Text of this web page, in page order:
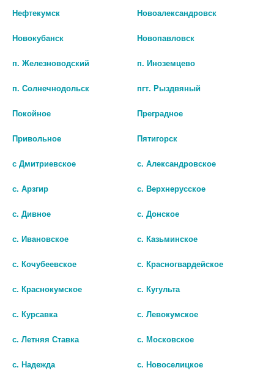
ЭФИРНОЕ ВЕРБЕНА 10МЛ ИНД/
0 руб.
ИНД/УП
В КОРЗИНУ
НАРЦИСС 10МЛ. 20806 [OLEOS]
142 руб.
шт
В КОРЗИНУ
100МЛ.
63 руб.
В КОРЗИНУ
Нефтекумск Новоалександровск
Новокубанск Новопавловск
п. Железноводский п. Иноземцево
п. Солнечнодольск пгт. Рыздвяный
Покойное Преградное
Привольное Пятигорск
с Дмитриевское с. Александровское
с. Арзгир с. Верхнерусское
с. Дивное с. Донское
с. Ивановское с. Казьминское
с. Кочубеевское с. Красногвардейское
с. Краснокумское с. Кугульта
с. Курсавка с. Левокумское
с. Летняя Ставка с. Московское
с. Надежда с. Новоселицкое